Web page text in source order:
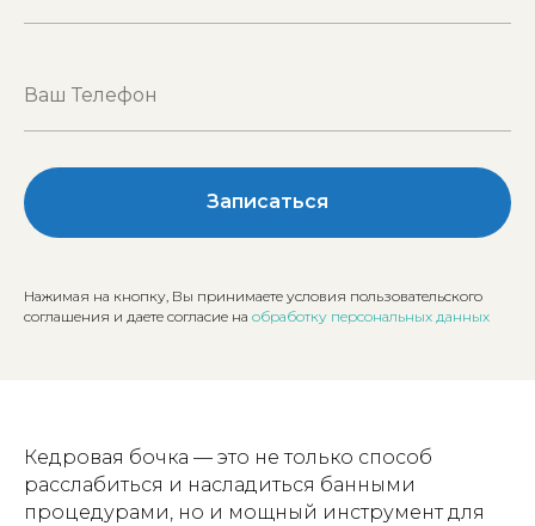
Записаться
Нажимая на кнопку, Вы принимаете условия пользовательского
соглашения и даете согласие на обработку персональных данных
Кедровая бочка — это не только способ
расслабиться и насладиться банными
процедурами, но и мощный инструмент для